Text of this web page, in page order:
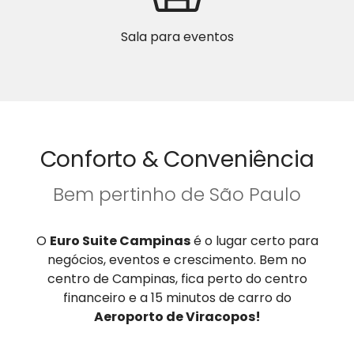
Sala para eventos
Conforto & Conveniência
Bem pertinho de São Paulo
O Euro Suite Campinasé o lugar certo para
negócios, eventos e crescimento. Bem no
centro de Campinas, fica perto do centro
financeiro e a 15 minutos de carro do
Aeroporto de Viracopos!